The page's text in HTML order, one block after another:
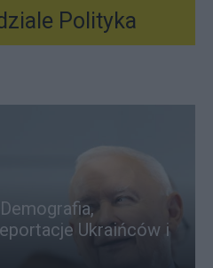
Polityka
Ukraińców i